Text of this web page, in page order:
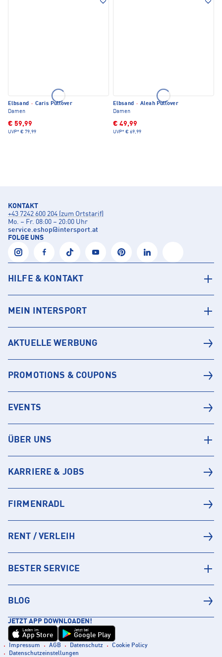
Elbsand · Caris Pullover
Damen
€ 59,99
UVP* € 79,99
Elbsand · Aleah Pullover
Damen
€ 49,99
UVP* € 69,99
KONTAKT
+43 7242 600 204 (zum Ortstarif)
Mo. – Fr. 08:00 – 20:00 Uhr
service.eshop@intersport.at
FOLGE UNS
HILFE & KONTAKT
MEIN INTERSPORT
AKTUELLE WERBUNG
PROMOTIONS & COUPONS
EVENTS
ÜBER UNS
KARRIERE & JOBS
FIRMENRADL
RENT / VERLEIH
BESTER SERVICE
BLOG
JETZT APP DOWNLOADEN!
Laden im
App Store
Jetzt bei
Google Play
Impressum AGB Datenschutz
Cookie Policy
Datenschutzeinstellungen